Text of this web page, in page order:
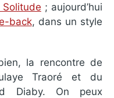
Solitude ; aujourd’hui
back, dans un style
la rencontre de
Traoré et du
Diaby. On peux